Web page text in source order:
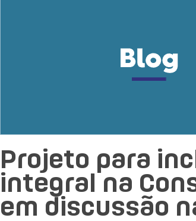
Projeto para
integral na
em discussão